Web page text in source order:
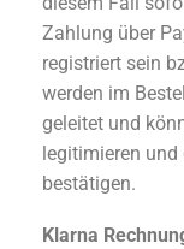
Zahlung über
registriert sein
werden im
geleitet und
legitimieren
bestätigen.
Klarna